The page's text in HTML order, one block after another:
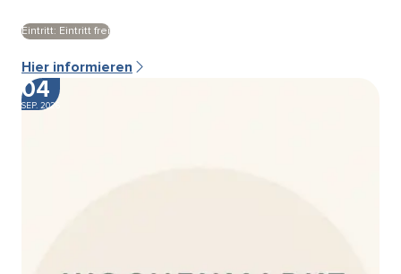
Eintritt: Eintritt frei
Hier informieren
04
SEP. 2026